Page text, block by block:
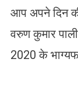
आप अपने दिन
वरुण कुमार
2020 के